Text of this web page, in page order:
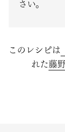
さい。
このレシピは
れた藤